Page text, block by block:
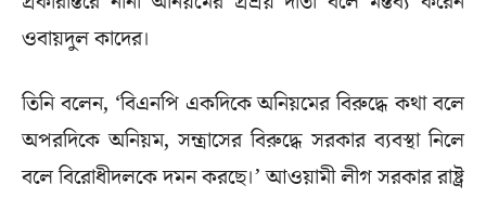
ওবায়দুল কাদের।
তিনি বলেন, ‘বিএনপি একদিকে অনিয়মের বিরুদ্ধে কথা বলে
অপরদিকে অনিয়ম, সন্ত্রাসের বিরুদ্ধে সরকার ব্যবস্থা নিলে
বলে বিরোধীদলকে দমন করছে।’ আওয়ামী লীগ সরকার রাষ্ট্র